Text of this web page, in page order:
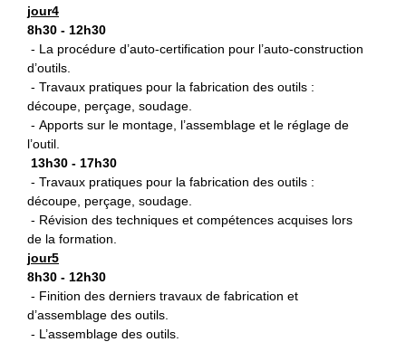
jour4
8h30 - 12h30
- La procédure d’auto-certification pour l’auto-construction
d’outils.
- Travaux pratiques pour la fabrication des outils :
découpe, perçage, soudage.
- Apports sur le montage, l’assemblage et le réglage de
l’outil.
13h30 - 17h30
- Travaux pratiques pour la fabrication des outils :
découpe, perçage, soudage.
- Révision des techniques et compétences acquises lors
de la formation.
jour5
8h30 - 12h30
- Finition des derniers travaux de fabrication et
d’assemblage des outils.
- L’assemblage des outils.